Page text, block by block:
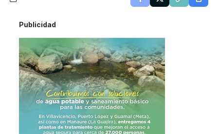
Publicidad